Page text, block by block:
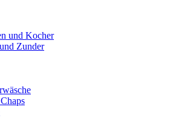
und Kocher
Zunder